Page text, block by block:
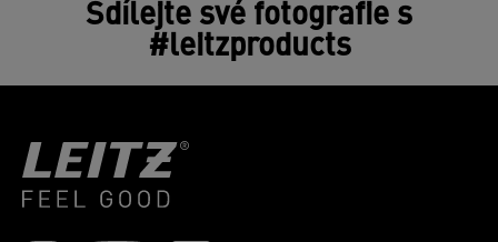
Sdílejte své fotografie s
#leitzproducts